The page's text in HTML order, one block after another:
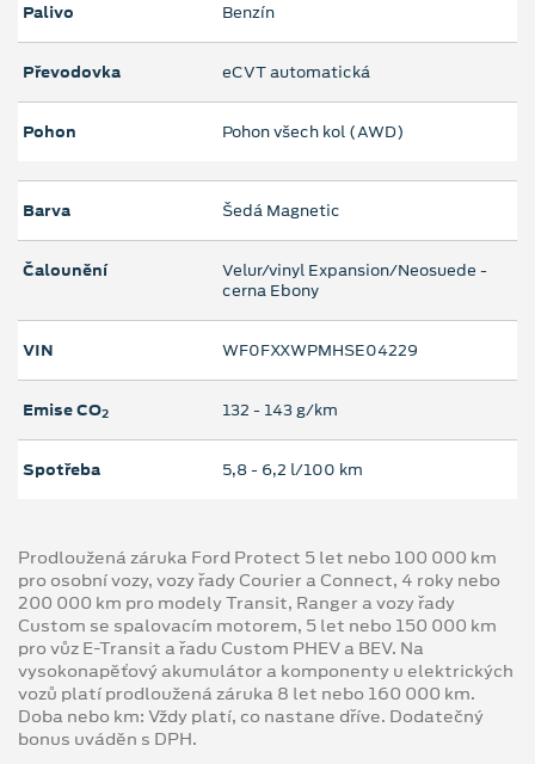
Palivo Benzín
Převodovka eCVT automatická
Pohon Pohon všech kol (AWD)
Barva Šedá Magnetic
Čalounění
Velur/vinyl Expansion/Neosuede -
cerna Ebony
VIN WF0FXXWPMHSE04229
Emise CO2 132 ‐ 143 g/km
Spotřeba 5,8 ‐ 6,2 l/100 km
Prodloužená záruka Ford Protect 5 let nebo 100 000 km
pro osobní vozy, vozy řady Courier a Connect, 4 roky nebo
200 000 km pro modely Transit, Ranger a vozy řady
Custom se spalovacím motorem, 5 let nebo 150 000 km
pro vůz E-Transit a řadu Custom PHEV a BEV. Na
vysokonapěťový akumulátor a komponenty u elektrických
vozů platí prodloužená záruka 8 let nebo 160 000 km.
Doba nebo km: Vždy platí, co nastane dříve. Dodatečný
bonus uváděn s DPH.